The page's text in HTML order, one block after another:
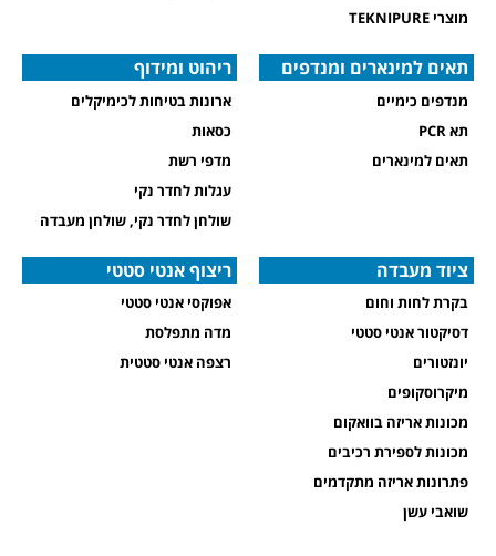
מוצרי TEKNIPURE
תאים למינארים ומנדפים
מנדפים כימיים
תא PCR
תאים למינארים
ריהוט ומידוף
ארונות בטיחות לכימיקלים
כסאות
מדפי רשת
עגלות לחדר נקי
שולחן לחדר נקי, שולחן מעבדה
ציוד מעבדה
בקרת לחות וחום
דסיקטור אנטי סטטי
יונזטורים
מיקרוסקופים
מכונות אריזה בוואקום
מכונות לספירת רכיבים
פתרונות אריזה מתקדמים
שואבי עשן
ריצוף אנטי סטטי
אפוקסי אנטי סטטי
מדה מתפלסת
רצפה אנטי סטטית